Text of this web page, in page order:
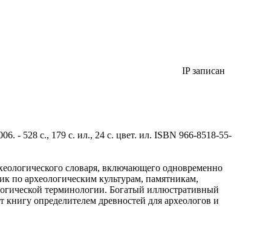
IP записан
- 528 с., 179 с. ил., 24 с. цвет. ил. ISBN 966-8518-55-
словаря, включающего одновременно
по археологическим культурам, памятникам,
терминологии. Богатый иллюстративный
определителем древностей для археологов и